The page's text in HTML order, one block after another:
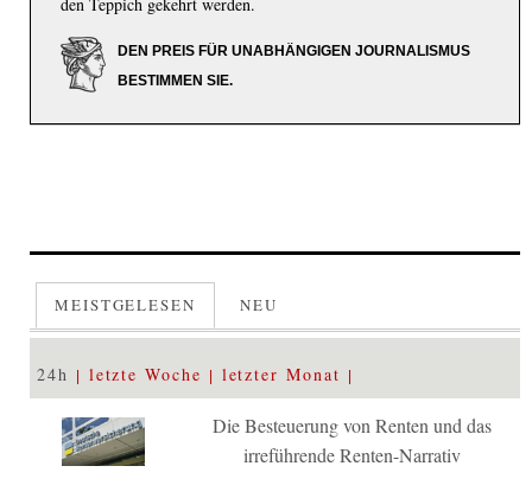
DEN PREIS FÜR UNABHÄNGIGEN JOURNALISMUS
BESTIMMEN SIE.
MEISTGELESEN NEU
24h letzte Woche letzter Monat
Die Besteuerung von Renten und das
irreführende Renten-Narrativ